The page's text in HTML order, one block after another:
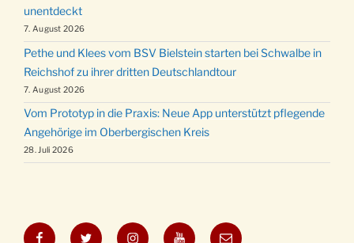
unentdeckt
7. August 2026
Pethe und Klees vom BSV Bielstein starten bei Schwalbe in
Reichshof zu ihrer dritten Deutschlandtour
7. August 2026
Vom Prototyp in die Praxis: Neue App unterstützt pflegende
Angehörige im Oberbergischen Kreis
28. Juli 2026
FacebookTwitter InstagramYouTubeE-